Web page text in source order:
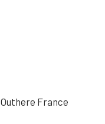
Outhere France